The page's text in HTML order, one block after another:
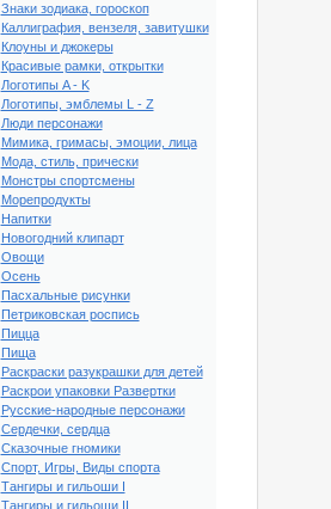
Знаки зодиака, гороскоп
Каллиграфия, вензеля, завитушки
Клоуны и джокеры
Красивые рамки, открытки
Логотипы A - K
Логотипы, эмблемы L - Z
Люди персонажи
Мимика, гримасы, эмоции, лица
Мода, стиль, прически
Монстры спортсмены
Морепродукты
Напитки
Новогодний клипарт
Овощи
Осень
Пасхальные рисунки
Петриковская роспись
Пицца
Пища
Раскраски разукрашки для детей
Раскрои упаковки Развертки
Русские-народные персонажи
Сердечки, сердца
Сказочные гномики
Спорт, Игры, Виды спорта
Тангиры и гильоши I
Тангиры и гильоши II